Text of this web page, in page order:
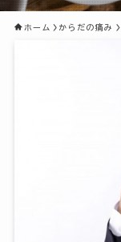
ホーム からだの痛み